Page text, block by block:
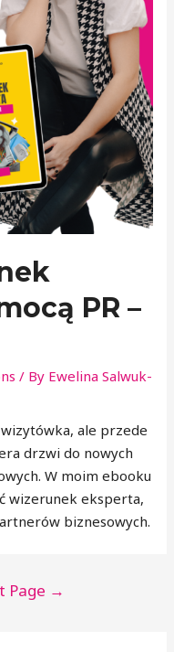
PR –
/ By Ewelina Salwuk-
ale przede
drzwi do nowych
W moim ebooku
wizerunek eksperta,
biznesowych.
Page →